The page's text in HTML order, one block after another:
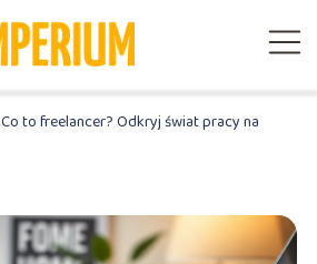
Co to freelancer? Odkryj świat pracy na